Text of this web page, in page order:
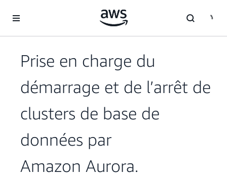
Prise en charge du
démarrage et de l’arrêt de
clusters de base de
données par
Amazon Aurora.